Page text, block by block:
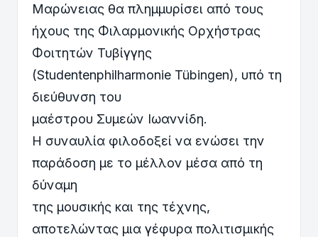
Μαρώνειας θα πλημμυρίσει από τους
ήχους της Φιλαρμονικής Ορχήστρας
Φοιτητών Τυβίγγης
(Studentenphilharmonie Tübingen), υπό τη
διεύθυνση του
μαέστρου Συμεών Ιωαννίδη.
Η συναυλία φιλοδοξεί να ενώσει την
παράδοση με το μέλλον μέσα από τη
δύναμη
της μουσικής και της τέχνης,
αποτελώντας μια γέφυρα πολιτισμικής